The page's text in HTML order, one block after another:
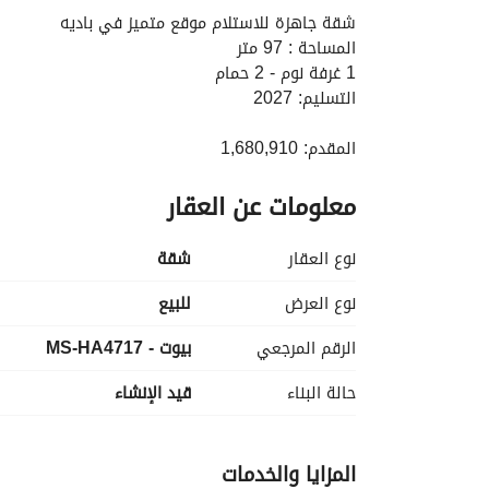
شقة جاهزة للاستلام موقع متميز في باديه
المساحة : 97 متر
1 غرفة نوم - 2 حمام
التسليم: 2027
المقدم: 1,680,910
السعر الإجمالي: 4,278,000
MS-HA
-----------
معلومات عن العقار
نوع العقار
شقة
نوع العرض
للبيع
الرقم المرجعي
بيوت - MS-HA4717
حالة البناء
قيد الإنشاء
المزايا والخدمات